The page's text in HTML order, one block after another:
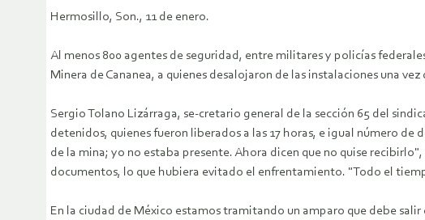
Hermosillo, Son., 11 de enero.
Al menos 800 agentes de seguridad, entre militares y policías
Minera de Cananea, a quienes desalojaron de las instalaciones una
Sergio Tolano Lizárraga, se-cretario general de la sección 65 del
detenidos, quienes fueron liberados a las 17 horas, e igual número de
de la mina; yo no estaba presente. Ahora dicen que no quise
documentos, lo que hubiera evitado el enfrentamiento. "Todo el
En la ciudad de México estamos tramitando un amparo que debe